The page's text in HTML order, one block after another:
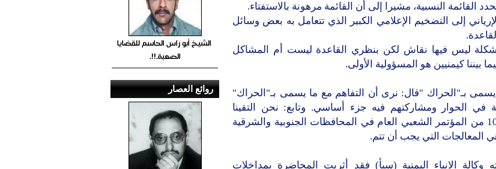
القائمة النسبية، مشيرا إلى أن القائمة مرهونة بالاستفتاء.
إلى التضخيم الإعلامي الكبير الذي تتعامل به بعض وسائل
ليس فيها نقاش لكن بنظري القاعدة ليست أم المشاكل
بيننا كيمنيين هو المسؤولية الأولى.
يسمى بـ"الحراك "قال: نرى أن التفاهم مع ما يسمى بـ"الحراك"
في الحوار ومشاركتهم فيه جزء أساسي. وتابع: نحن التقينا
بأعضاء لجنة الـ100 من المؤتمر الشعبي العام في المحافظات الجنوبية والشرقية
المعالجات التي يجب أن تتم.
وكالة الانباء اليمنية (سبأ) فقد أثريت المحاضرة بمداخلات
الشيخ أبو راس الحاسم للقضايا
الصعبة.!!.
روائع العصار